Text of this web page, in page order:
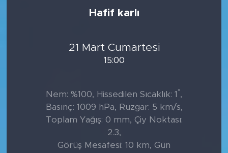
Hafif karlı
21 Mart Cumartesi
15:00
Nem: %100, Hissedilen Sıcaklık: 1 °,
Basınç: 1009 hPa, Rüzgar: 5 km/s,
Toplam Yağış: 0 mm, Çiy Noktası:
2.3,
Görüş Mesafesi: 10 km, Gün